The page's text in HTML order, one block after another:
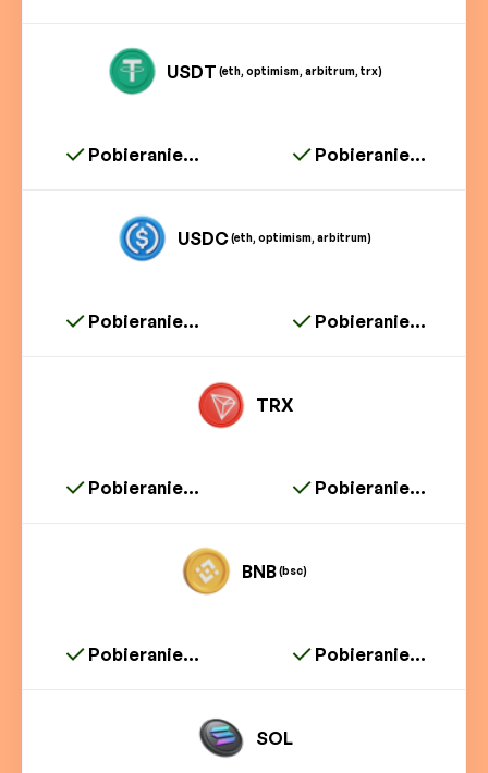
USDT (eth, optimism, arbitrum, trx)
Pobieranie... Pobieranie...
USDC(eth, optimism, arbitrum)
Pobieranie... Pobieranie...
TRX
Pobieranie... Pobieranie...
BNB(bsc)
Pobieranie... Pobieranie...
SOL